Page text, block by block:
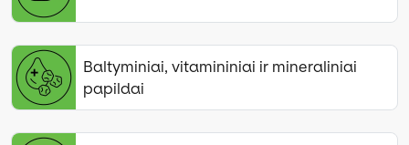
Baltyminiai, vitamininiai ir mineraliniai
papildai